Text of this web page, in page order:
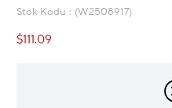
Stok Kodu (W2508917)
$111.09